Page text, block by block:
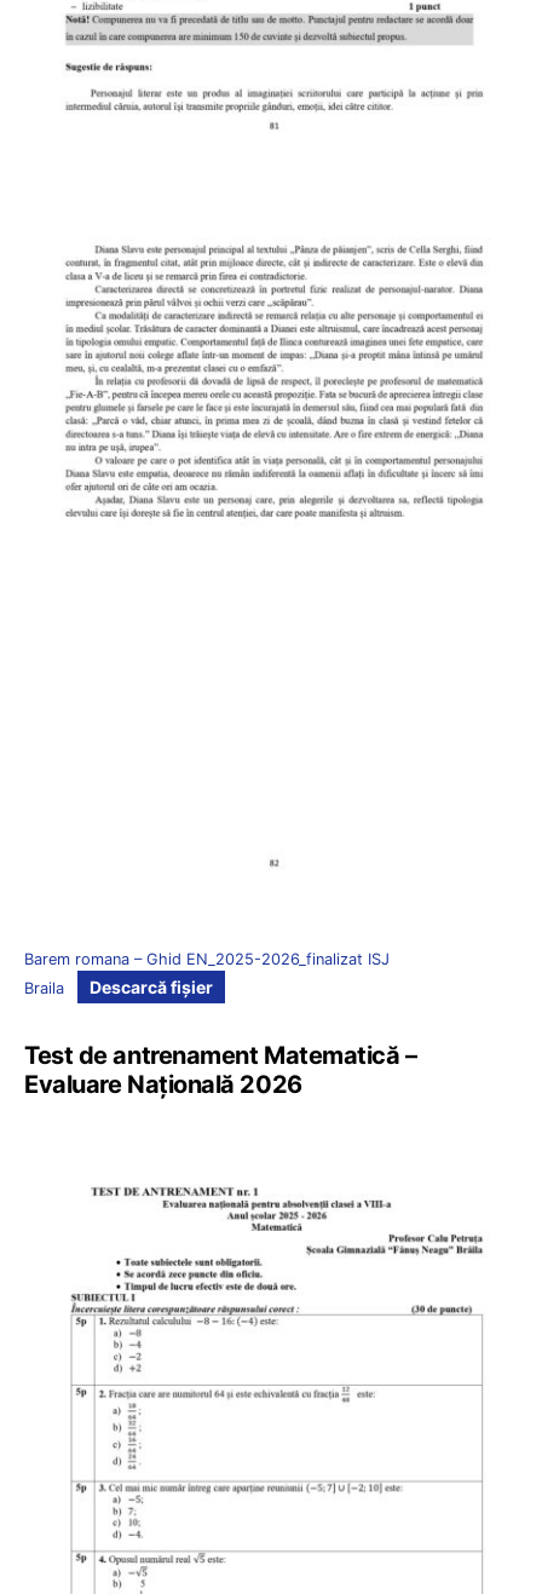
Barem romana – Ghid EN_2025-2026_finalizat ISJ
Braila
Descarcă fișier
Test de antrenament Matematică –
Evaluare Națională 2026